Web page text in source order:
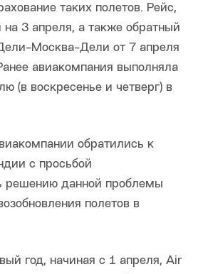
таких полетов. Рейс,
на 3 апреля, а также обратный
Москва-Дели от 7 апреля
авиакомпания выполняла
(в воскресенье и четверг) в
обратились к
с просьбой
решению данной проблемы
полетов в
год, начиная с 1 апреля, Air